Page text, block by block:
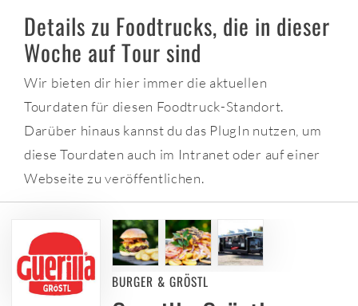
Details zu Foodtrucks, die in dieser
Woche auf Tour sind
Wir bieten dir hier immer die aktuellen
Tourdaten für diesen Foodtruck-Standort.
Darüber hinaus kannst du das PlugIn nutzen, um
diese Tourdaten auch im Intranet oder auf einer
Webseite zu veröffentlichen.
BURGER & GRÖSTL